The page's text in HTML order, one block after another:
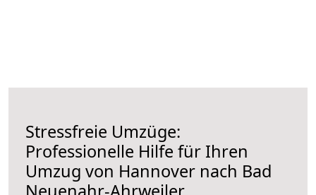
Stressfreie Umzüge:
Professionelle Hilfe für Ihren
Umzug von Hannover nach Bad